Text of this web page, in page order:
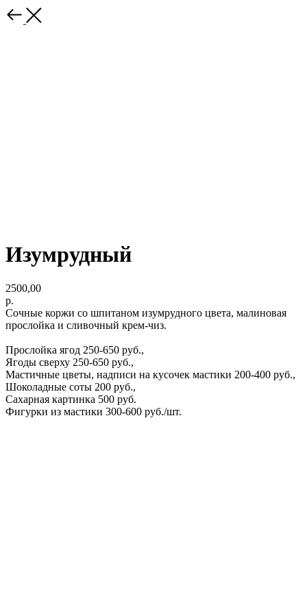
Изумрудный
2500,00
р.
Сочные коржи со шпитаном изумрудного цвета, малиновая
прослойка и сливочный крем-чиз.
Прослойка ягод 250-650 руб.,
Ягоды сверху 250-650 руб.,
Мастичные цветы, надписи на кусочек мастики 200-400 руб.,
Шоколадные соты 200 руб.,
Сахарная картинка 500 руб.
Фигурки из мастики 300-600 руб./шт.